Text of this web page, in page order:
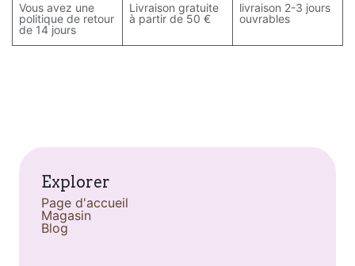
Vous avez une
politique de retour
de 14 jours
Livraison gratuite
à partir de 50 €
livraison 2-3 jours
ouvrables
Explorer
Page d'accueil
Magasin
Blog